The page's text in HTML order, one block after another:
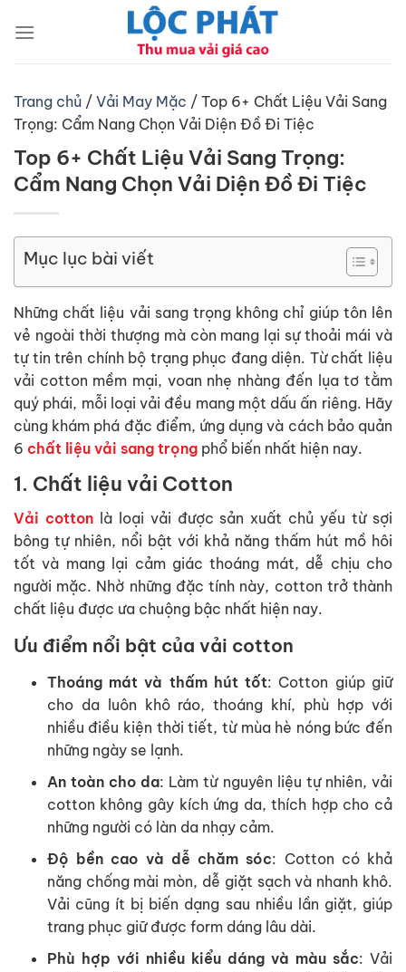
đến
Trang chủ / Vải May Mặc / Top 6+ Chất Liệu Vải Sang
Trọng: Cẩm Nang Chọn Vải Diện Đồ Đi Tiệc
Top 6+ Chất Liệu Vải Sang Trọng:
Cẩm Nang Chọn Vải Diện Đồ Đi Tiệc
Mục lục bài viết
Những chất liệu vải sang trọng không chỉ giúp tôn lên
vẻ ngoài thời thượng mà còn mang lại sự thoải mái và
tự tin trên chính bộ trạng phục đang diện. Từ chất liệu
vải cotton mềm mại, voan nhẹ nhàng đến lụa tơ tằm
quý phái, mỗi loại vải đều mang một dấu ấn riêng. Hãy
cùng khám phá đặc điểm, ứng dụng và cách bảo quản
6 chất liệu vải sang trọng phổ biến nhất hiện nay.
1. Chất liệu vải Cotton
Vải cottonlà loại vải được sản xuất chủ yếu từ sợi
bông tự nhiên, nổi bật với khả năng thấm hút mồ hôi
tốt và mang lại cảm giác thoáng mát, dễ chịu cho
người mặc. Nhờ những đặc tính này, cotton trở thành
chất liệu được ưa chuộng bậc nhất hiện nay.
Ưu điểm nổi bật của vải cotton
Thoáng mát và thấm hút tốt: Cotton giúp giữ
cho da luôn khô ráo, thoáng khí, phù hợp với
nhiều điều kiện thời tiết, từ mùa hè nóng bức đến
những ngày se lạnh.
An toàn cho da: Làm từ nguyên liệu tự nhiên, vải
cotton không gây kích ứng da, thích hợp cho cả
những người có làn da nhạy cảm.
Độ bền cao và dễ chăm sóc: Cotton có khả
năng chống mài mòn, dễ giặt sạch và nhanh khô.
Vải cũng ít bị biến dạng sau nhiều lần giặt, giúp
trang phục giữ được form dáng lâu dài.
Phù hợp với nhiều kiểu dáng và màu sắc: Vải